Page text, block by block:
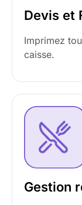
Devis et
Imprimez
caisse.
Gestion